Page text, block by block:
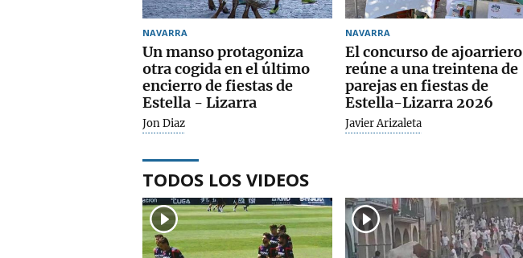
NAVARRA
Un manso protagoniza
otra cogida en el último
encierro de fiestas de
Estella - Lizarra
Jon Diaz
NAVARRA
El concurso de ajoarriero
reúne a una treintena de
parejas en fiestas de
Estella-Lizarra 2026
Javier Arizaleta
TODOS LOS VIDEOS